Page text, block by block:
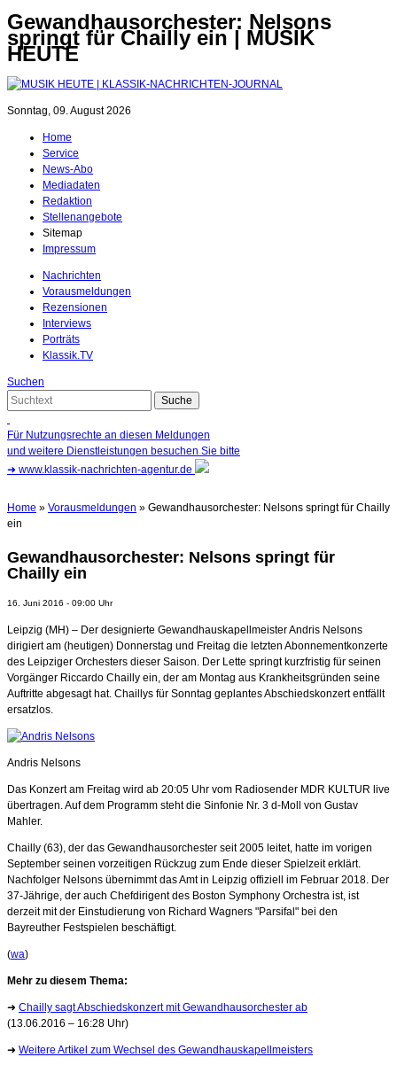
Gewandhausorchester: Nelsons
springt für Chailly ein | MUSIK
HEUTE
Sonntag, 09. August 2026
Home
Service
News-Abo
Mediadaten
Redaktion
Stellenangebote
Sitemap
Impressum
Nachrichten
Vorausmeldungen
Rezensionen
Interviews
Porträts
Klassik.TV
Suchen
Für Nutzungsrechte an diesen Meldungen
und weitere Dienstleistungen besuchen Sie bitte
➜ www.klassik-nachrichten-agentur.de
Home » Vorausmeldungen » Gewandhausorchester: Nelsons springt für Chailly
ein
Gewandhausorchester: Nelsons springt für
Chailly ein
16. Juni 2016 - 09:00 Uhr
Leipzig (MH) – Der designierte Gewandhauskapellmeister Andris Nelsons
dirigiert am (heutigen) Donnerstag und Freitag die letzten Abonnementkonzerte
des Leipziger Orchesters dieser Saison. Der Lette springt kurzfristig für seinen
Vorgänger Riccardo Chailly ein, der am Montag aus Krankheitsgründen seine
Auftritte abgesagt hat. Chaillys für Sonntag geplantes Abschiedskonzert entfällt
ersatzlos.
Andris Nelsons
Das Konzert am Freitag wird ab 20:05 Uhr vom Radiosender MDR KULTUR live
übertragen. Auf dem Programm steht die Sinfonie Nr. 3 d-Moll von Gustav
Mahler.
Chailly (63), der das Gewandhausorchester seit 2005 leitet, hatte im vorigen
September seinen vorzeitigen Rückzug zum Ende dieser Spielzeit erklärt.
Nachfolger Nelsons übernimmt das Amt in Leipzig offiziell im Februar 2018. Der
37-Jährige, der auch Chefdirigent des Boston Symphony Orchestra ist, ist
derzeit mit der Einstudierung von Richard Wagners "Parsifal" bei den
Bayreuther Festspielen beschäftigt.
(wa)
Mehr zu diesem Thema:
➜ Chailly sagt Abschiedskonzert mit Gewandhausorchester ab
(13.06.2016 – 16:28 Uhr)
➜ Weitere Artikel zum Wechsel des Gewandhauskapellmeisters